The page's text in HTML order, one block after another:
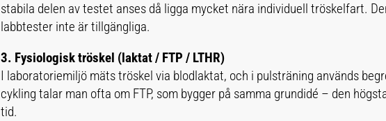
stabila delen av testet anses då ligga mycket nära individuell tröskelfart.
labbtester inte är tillgängliga.
3. Fysiologisk tröskel (laktat / FTP / LTHR)
I laboratoriemiljö mäts tröskel via blodlaktat, och i pulsträning används
cykling talar man ofta om FTP, som bygger på samma grundidé – den
tid.